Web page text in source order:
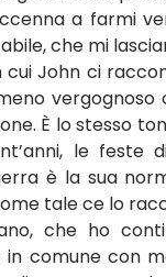
a farmi
che mi
John ci
È lo stesso
le feste
è la sua
tale ce lo
che ho
comune con